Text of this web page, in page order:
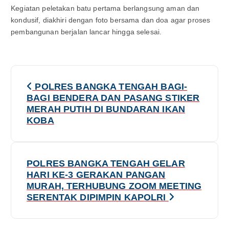
Kegiatan peletakan batu pertama berlangsung aman dan
kondusif, diakhiri dengan foto bersama dan doa agar proses
pembangunan berjalan lancar hingga selesai.
POLRES BANGKA TENGAH BAGI-
BAGI BENDERA DAN PASANG STIKER
MERAH PUTIH DI BUNDARAN IKAN
KOBA
POLRES BANGKA TENGAH GELAR
HARI KE-3 GERAKAN PANGAN
MURAH, TERHUBUNG ZOOM MEETING
SERENTAK DIPIMPIN KAPOLRI